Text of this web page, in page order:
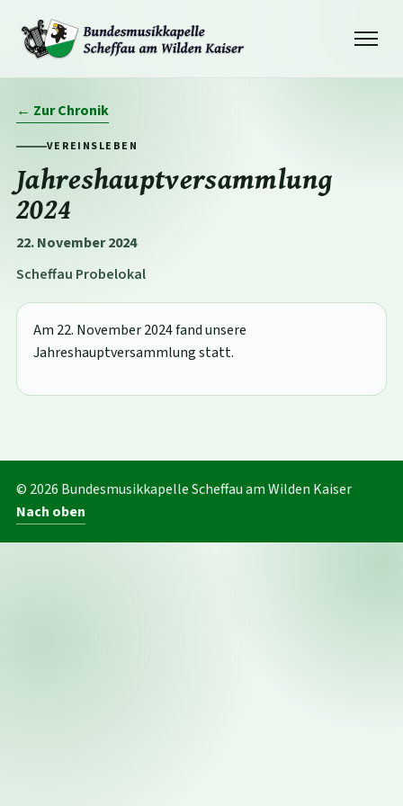
← Zur Chronik
VEREINSLEBEN
Jahreshauptversammlung
2024
22. November 2024
Scheffau Probelokal
Am 22. November 2024 fand unsere
Jahreshauptversammlung statt.
© 2026 Bundesmusikkapelle Scheffau am Wilden Kaiser
Nach oben